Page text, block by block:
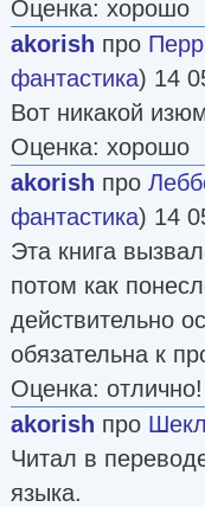
Оценка: хорошо
akorish про
фантастика) 14
Вот никакой
Оценка: хорошо
akorish про
фантастика) 14
Эта книга
потом как
действительно
обязательна к
Оценка: отлично!
akorish про
Читал в
языка.